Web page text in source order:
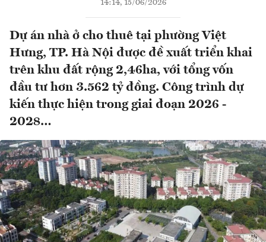
14:14, 15/06/2026
Dự án nhà ở cho thuê tại phường Việt
Hưng, TP. Hà Nội được đề xuất triển khai
trên khu đất rộng 2,46ha, với tổng vốn
đầu tư hơn 3.562 tỷ đồng. Công trình dự
kiến thực hiện trong giai đoạn 2026 -
2028…